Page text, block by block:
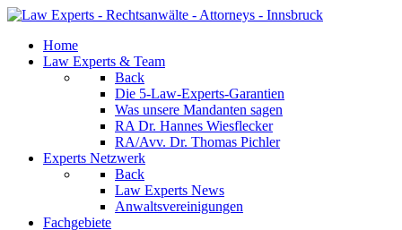
Home
Law Experts & Team
Back
Die 5-Law-Experts-Garantien
Was unsere Mandanten sagen
RA Dr. Hannes Wiesflecker
RA/Avv. Dr. Thomas Pichler
Experts Netzwerk
Back
Law Experts News
Anwaltsvereinigungen
Fachgebiete